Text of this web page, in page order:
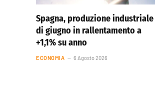
Spagna, produzione industriale
di giugno in rallentamento a
+1,1% su anno
ECONOMIA 6 Agosto 2026